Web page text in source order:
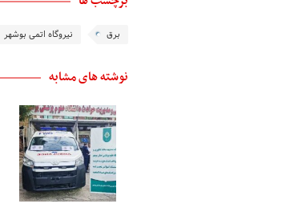
برق نیروگاه اتمی بوشهر
نوشته های مشابه